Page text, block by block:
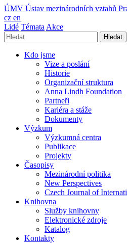
ÚMV Ústav mezinárodních vztahů
cz en
Lidé Témata Akce
Hledat
Kdo jsme
Vize a poslání
Historie
Organizační struktura
Anna Lindh Foundation
Partneři
Kariéra a stáže
Dokumenty
Výzkum
Výzkumná centra
Publikace
Projekty
Časopisy
Mezinárodní politika
New Perspectives
Czech Journal of
Knihovna
Služby knihovny
Elektronické zdroje
Katalog
Kontakty